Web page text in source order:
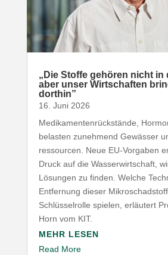
„ Die Stoffe gehören nicht in
aber unser Wirt­schaften
dorthin”
16. Juni 2026
Medi­ka­men­ten­rück­stände,
belasten zunehmend Gewässer
res­sourcen. Neue EU-​Vorgaben
Druck auf die Wasser­wirt­schaft,
Lösungen zu finden. Welche
Entfernung dieser
Schlüs­sel­rolle spielen, erläutert
Horn vom KIT.
MEHR LESEN
Read More